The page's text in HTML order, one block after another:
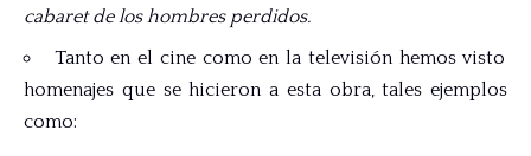
cabaret de los hombres perdidos.
Tanto en el cine como en la televisión hemos visto
homenajes que se hicieron a esta obra, tales ejemplos
como: